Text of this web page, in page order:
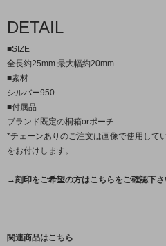
DETAIL
■SIZE
全長約25mm 最大幅約20mm
■素材
シルバー950
■付属品
ブランド既定の桐箱orポーチ
*チェーンありのご注文は画像で使用して
をお付けします。
→刻印をご希望の方はこちらをご確認下
関連商品はこちら